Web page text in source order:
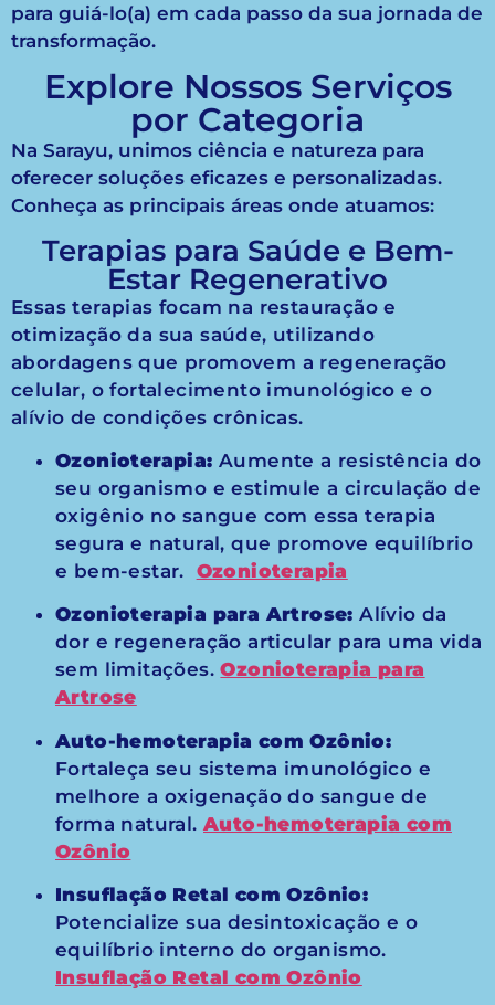
para guiá-lo(a) em cada passo da sua jornada de
transformação.
Explore Nossos Serviços
por Categoria
Na Sarayu, unimos ciência e natureza para
oferecer soluções eficazes e personalizadas.
Conheça as principais áreas onde atuamos:
Terapias para Saúde e Bem-
Estar Regenerativo
Essas terapias focam na restauração e
otimização da sua saúde, utilizando
abordagens que promovem a regeneração
celular, o fortalecimento imunológico e o
alívio de condições crônicas.
Ozonioterapia: Aumente a resistência do
seu organismo e estimule a circulação de
oxigênio no sangue com essa terapia
segura e natural, que promove equilíbrio
e bem-estar. Ozonioterapia
Ozonioterapia para Artrose: Alívio da
dor e regeneração articular para uma vida
sem limitações.Ozonioterapia para
Artrose
Auto-hemoterapia com Ozônio:
Fortaleça seu sistema imunológico e
melhore a oxigenação do sangue de
forma natural. Auto-hemoterapia com
Ozônio
Insuflação Retal com Ozônio:
Potencialize sua desintoxicação e o
equilíbrio interno do organismo.
Insuflação Retal com Ozônio